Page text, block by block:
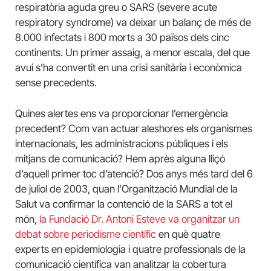
respiratòria aguda greu o SARS (severe acute
respiratory syndrome) va deixar un balanç de més de
8.000 infectats i 800 morts a 30 països dels cinc
continents. Un primer assaig, a menor escala, del que
avui s’ha convertit en una crisi sanitària i econòmica
sense precedents.
Quines alertes ens va proporcionar l’emergència
precedent? Com van actuar aleshores els organismes
internacionals, les administracions públiques i els
mitjans de comunicació? Hem après alguna lliçó
d’aquell primer toc d’atenció? Dos anys més tard del 6
de juliol de 2003, quan l’Organització Mundial de la
Salut va confirmar la contenció de la SARS a tot el
món, la Fundació Dr. Antoni Esteve va organitzar un
debat sobre periodisme científic en què quatre
experts en epidemiologia i quatre professionals de la
comunicació científica van analitzar la cobertura